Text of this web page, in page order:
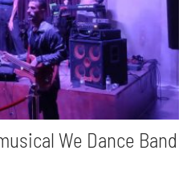
We Dance Band